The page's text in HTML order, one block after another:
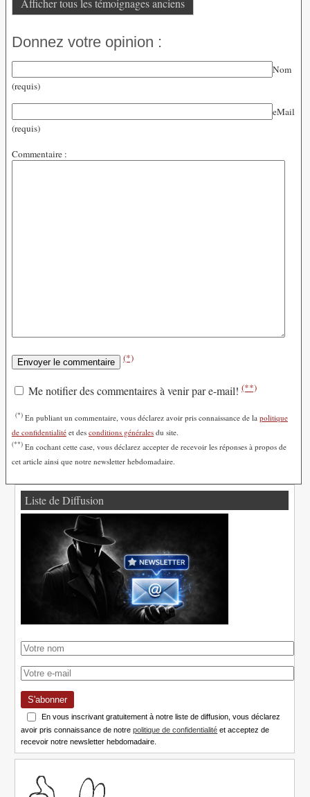
Afficher tous les témoignages anciens
Donnez votre opinion :
Nom
(requis)
eMail
(requis)
Commentaire :
(*)
Me notifier des commentaires à venir par e-mail! (**)
(*) En publiant un commentaire, vous déclarez avoir pris connaissance de la politique
de confidentialité et des conditions générales du site.
(**) En cochant cette case, vous déclarez accepter de recevoir les réponses à propos de
cet article ainsi que notre newsletter hebdomadaire.
Liste de Diffusion
S'abonner
En vous inscrivant gratuitement à notre liste de diffusion, vous déclarez
avoir pris connaissance de notrepolitique de confidentialité et acceptez de
recevoir notre newsletter hebdomadaire.